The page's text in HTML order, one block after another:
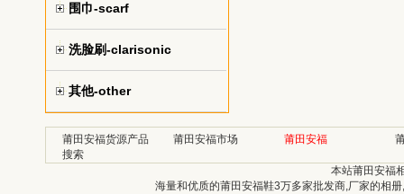
围巾-scarf
洗脸刷-clarisonic
其他-other
莆田安福货源产品
搜索
莆田安福市场 莆田安福
本站莆田安福
海量和优质的莆田安福鞋3万多家批发商,厂家的相